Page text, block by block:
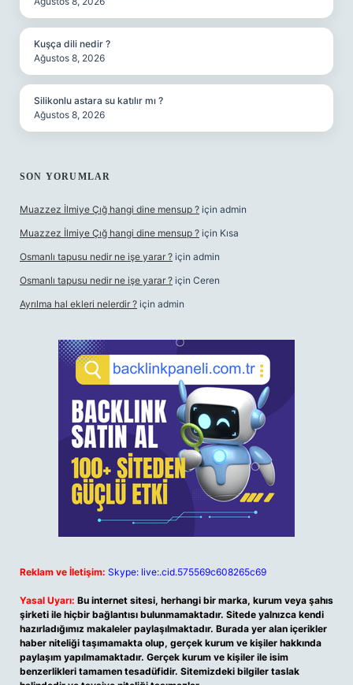
Kuşça dili nedir ?
Ağustos 8, 2026
Silikonlu astara su katılır mı ?
Ağustos 8, 2026
SON YORUMLAR
Muazzez İlmiye Çığ hangi dine mensup ? için admin
Muazzez İlmiye Çığ hangi dine mensup ? için Kısa
Osmanlı tapusu nedir ne işe yarar ? için admin
Osmanlı tapusu nedir ne işe yarar ? için Ceren
Ayrılma hal ekleri nelerdir ? için admin
Reklam ve İletişim: Skype: live:.cid.575569c608265c69
Yasal Uyarı: Bu internet sitesi, herhangi bir marka, kurum veya şahıs
şirketi ile hiçbir bağlantısı bulunmamaktadır. Sitede yalnızca kendi
hazırladığımız makaleler paylaşılmaktadır. Burada yer alan içerikler
haber niteliği taşımamakta olup, gerçek kurum ve kişiler hakkında
paylaşım yapılmamaktadır. Gerçek kurum ve kişiler ile isim
benzerlikleri tamamen tesadüfidir. Sitemizdeki bilgiler taslak